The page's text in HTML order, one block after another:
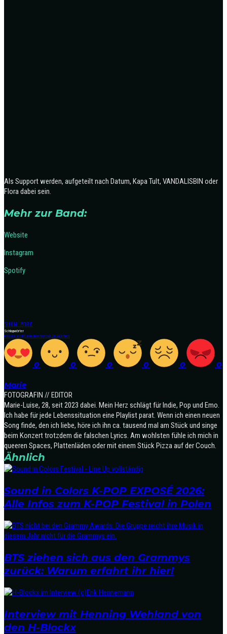
Als Support werden, aufgeteilt nach Datum, Kapa Tult, VANDALISBIN oder
Flora dabei sein.
Mehr zur Band:
Website
Instagram
Spotify
SHOW MORE
Schlagwörter
krasser stoffLandstreichertour 2024Tränen
0 0 0 0 0 0
Marie
FOTOGRAFIN // EDITOR
Marie-Luise, 28, seit 2023 dabei. Mein Herz schlägt für Indie, Pop und Emo.
Ich habe für jede Lebenssituation eine Playlist parat. Wenn ich einen neuen
Song finde, den ich liebe, höre ich ihn ca. tausend mal am Stück und singe
beim Konzert trotzdem die falschen Lyrics. Am wohlsten fühle ich mich in
queeren Spaces, Plattenläden oder mit einem Stück Pizza auf der Couch.
Ähnlich
Sound in Colors K-POP EXPOSÉ 2026:
Alle Infos zum K-POP Festival in Polen
BTS ziehen sich aus den Grammys
zurück: Warum erfahrt ihr hier!
Interview mit Henning Wehland von
den H-Blockx